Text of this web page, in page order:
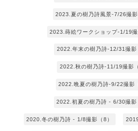
2023.夏の樹乃詩風景-7/26撮影
2023.蒔絵ワークショップ-1/19撮
2022.年末の樹乃詩-12/31撮影
2022.秋の樹乃詩-11/19撮影
2022.晩夏の樹乃詩-9/22撮影
2022.初夏の樹乃詩 - 6/30撮影
2020.冬の樹乃詩 - 1/8撮影（8）